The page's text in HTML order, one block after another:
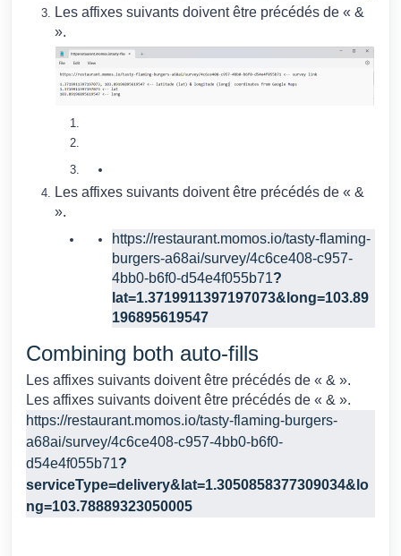
Les affixes suivants doivent être précédés de « &
».
Les affixes suivants doivent être précédés de « &
».
https://restaurant.momos.io/tasty-flaming-
burgers-a68ai/survey/4c6ce408-c957-
4bb0-b6f0-d54e4f055b71?
lat=1.3719911397197073&long=103.89
196895619547
Combining both auto-fills
Les affixes suivants doivent être précédés de « & ».
Les affixes suivants doivent être précédés de « & ».
https://restaurant.momos.io/tasty-flaming-burgers-
a68ai/survey/4c6ce408-c957-4bb0-b6f0-
d54e4f055b71?
serviceType=delivery&lat=1.3050858377309034&lo
ng=103.78889323050005